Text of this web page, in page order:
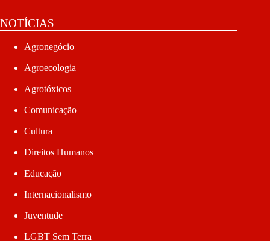
NOTÍCIAS
Agronegócio
Agroecologia
Agrotóxicos
Comunicação
Cultura
Direitos Humanos
Educação
Internacionalismo
Juventude
LGBT Sem Terra